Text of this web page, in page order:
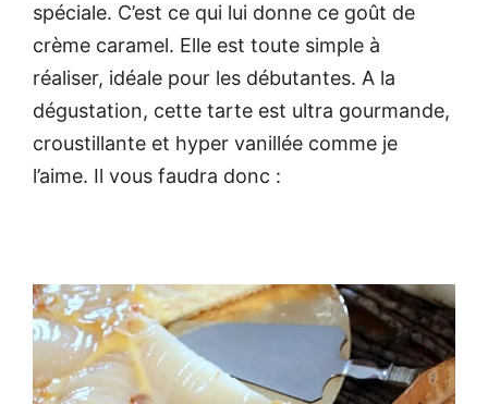
spéciale. C’est ce qui lui donne ce goût de
crème caramel. Elle est toute simple à
réaliser, idéale pour les débutantes. A la
dégustation, cette tarte est ultra gourmande,
croustillante et hyper vanillée comme je
l’aime. Il vous faudra donc :